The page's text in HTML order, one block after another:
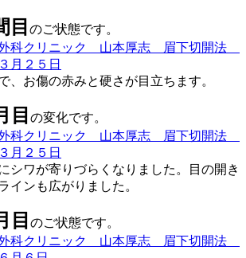
目 のご状態です。
、お傷の赤みと硬さが目立ちます。
目 の変化です。
シワが寄りづらくなりました。目の開き
インも広がりました。
目 のご状態です。